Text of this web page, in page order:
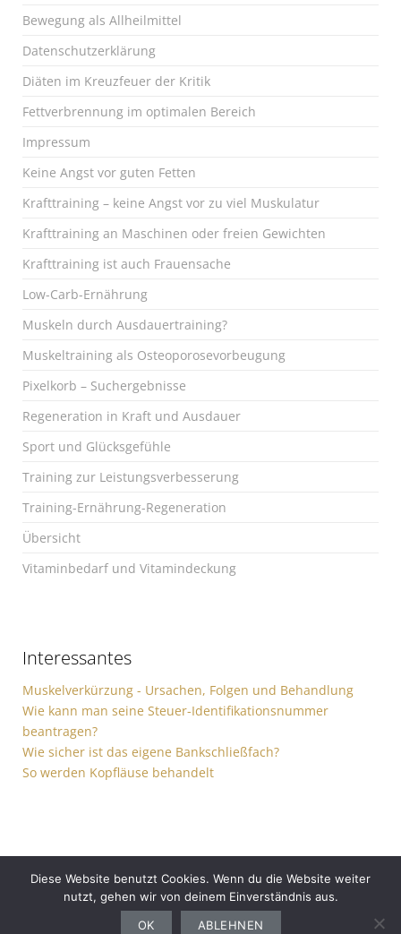
Bewegung als Allheilmittel
Datenschutzerklärung
Diäten im Kreuzfeuer der Kritik
Fettverbrennung im optimalen Bereich
Impressum
Keine Angst vor guten Fetten
Krafttraining – keine Angst vor zu viel Muskulatur
Krafttraining an Maschinen oder freien Gewichten
Krafttraining ist auch Frauensache
Low-Carb-Ernährung
Muskeln durch Ausdauertraining?
Muskeltraining als Osteoporosevorbeugung
Pixelkorb – Suchergebnisse
Regeneration in Kraft und Ausdauer
Sport und Glücksgefühle
Training zur Leistungsverbesserung
Training-Ernährung-Regeneration
Übersicht
Vitaminbedarf und Vitamindeckung
Interessantes
Muskelverkürzung - Ursachen, Folgen und Behandlung
Wie kann man seine Steuer-Identifikationsnummer
beantragen?
Wie sicher ist das eigene Bankschließfach?
So werden Kopfläuse behandelt
Finanzen Ernährung Auto
Haushalt
Diese Website benutzt Cookies. Wenn du die Website weiter
nutzt, gehen wir von deinem Einverständnis aus.
OK
ABLEHNEN